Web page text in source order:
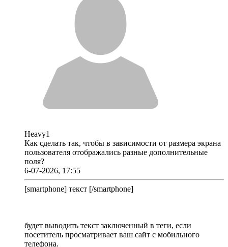
Heavy1
Как сделать так, чтобы в зависимости от размера экрана
пользователя отображались разные дополнительные
поля?
6-07-2026, 17:55
[smartphone] текст [/smartphone]
будет выводить текст заключенный в теги, если
посетитель просматривает ваш сайт с мобильного
телефона.